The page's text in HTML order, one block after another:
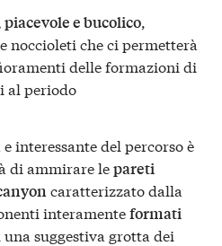
e bucolico,
noccioleti che ci permetterà
delle formazioni di
al periodo
interessante del percorso è
di ammirare lepareti
caratterizzato dalla
interamenteformati
una suggestiva grotta dei